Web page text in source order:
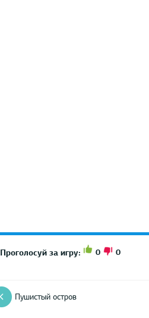
Проголосуй за игру: 0 0
Пушистый остров